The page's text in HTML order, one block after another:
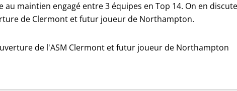
maintien engagé entre 3 équipes en Top 14. On en
de Clermont et futur joueur de Northampton.
de l'ASM Clermont et futur joueur de Northampton